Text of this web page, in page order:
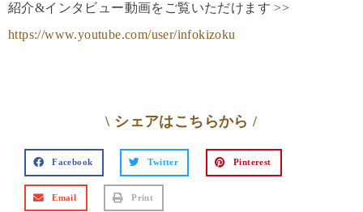
紹介&インタビュー動画をご覧いただけます >>
https://www.youtube.com/user/infokizoku
\ シェアはこちらから /
Facebook Twitter Pinterest
Email Print